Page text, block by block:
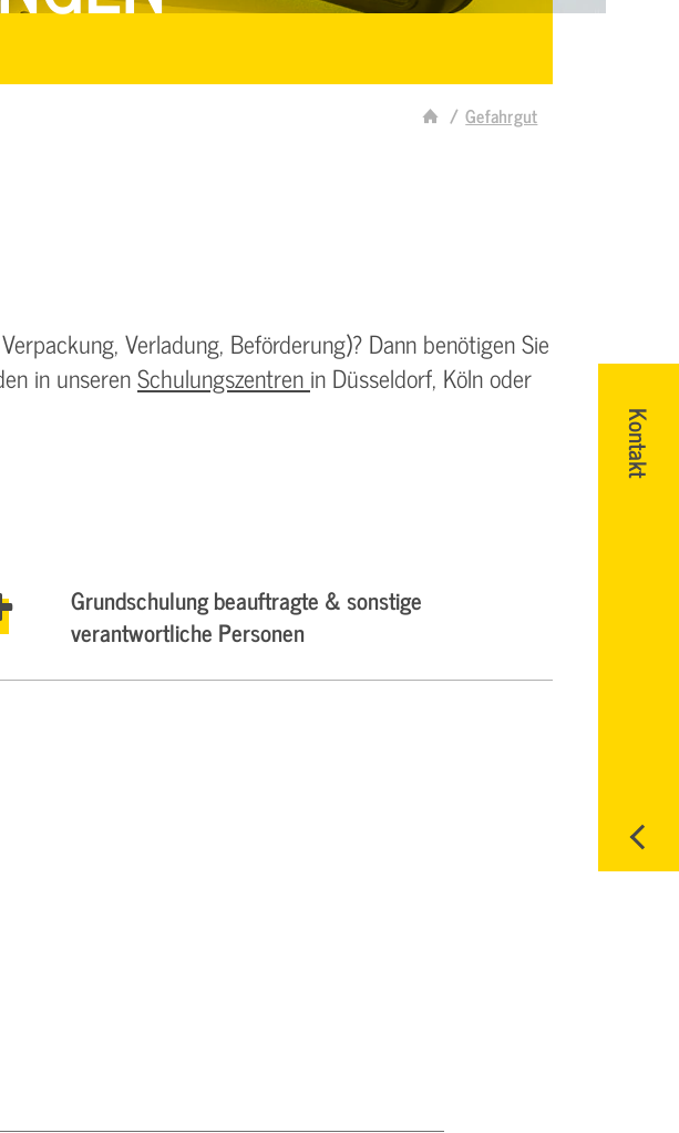
Gefahrgut
Kontakt
Verladung, Beförderung)? Dann benötigen Sie
in unserenSchulungszentrenin Düsseldorf, Köln oder
Grundschulung beauftragte & sonstige
verantwortliche Personen